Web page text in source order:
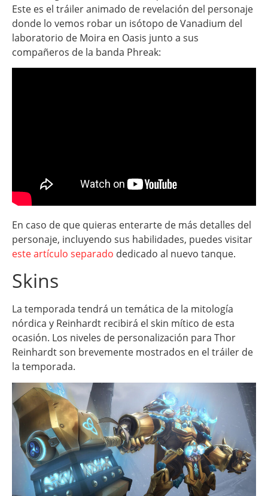
Este es el tráiler animado de revelación del personaje
donde lo vemos robar un isótopo de Vanadium del
laboratorio de Moira en Oasis junto a sus
compañeros de la banda Phreak:
En caso de que quieras enterarte de más detalles del
personaje, incluyendo sus habilidades, puedes visitar
este artículo separado dedicado al nuevo tanque.
Skins
La temporada tendrá un temática de la mitología
nórdica y Reinhardt recibirá el skin mítico de esta
ocasión. Los niveles de personalización para Thor
Reinhardt son brevemente mostrados en el tráiler de
la temporada.